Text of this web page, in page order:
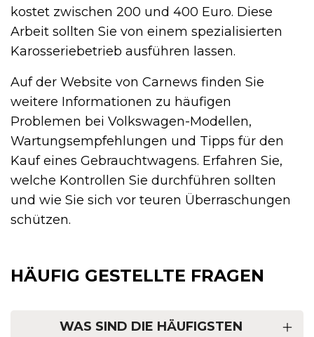
kostet zwischen 200 und 400 Euro. Diese
Arbeit sollten Sie von einem spezialisierten
Karosseriebetrieb ausführen lassen.
Auf der Website von Carnews finden Sie
weitere Informationen zu häufigen
Problemen bei Volkswagen-Modellen,
Wartungsempfehlungen und Tipps für den
Kauf eines Gebrauchtwagens. Erfahren Sie,
welche Kontrollen Sie durchführen sollten
und wie Sie sich vor teuren Überraschungen
schützen.
HÄUFIG GESTELLTE FRAGEN
WAS SIND DIE HÄUFIGSTEN